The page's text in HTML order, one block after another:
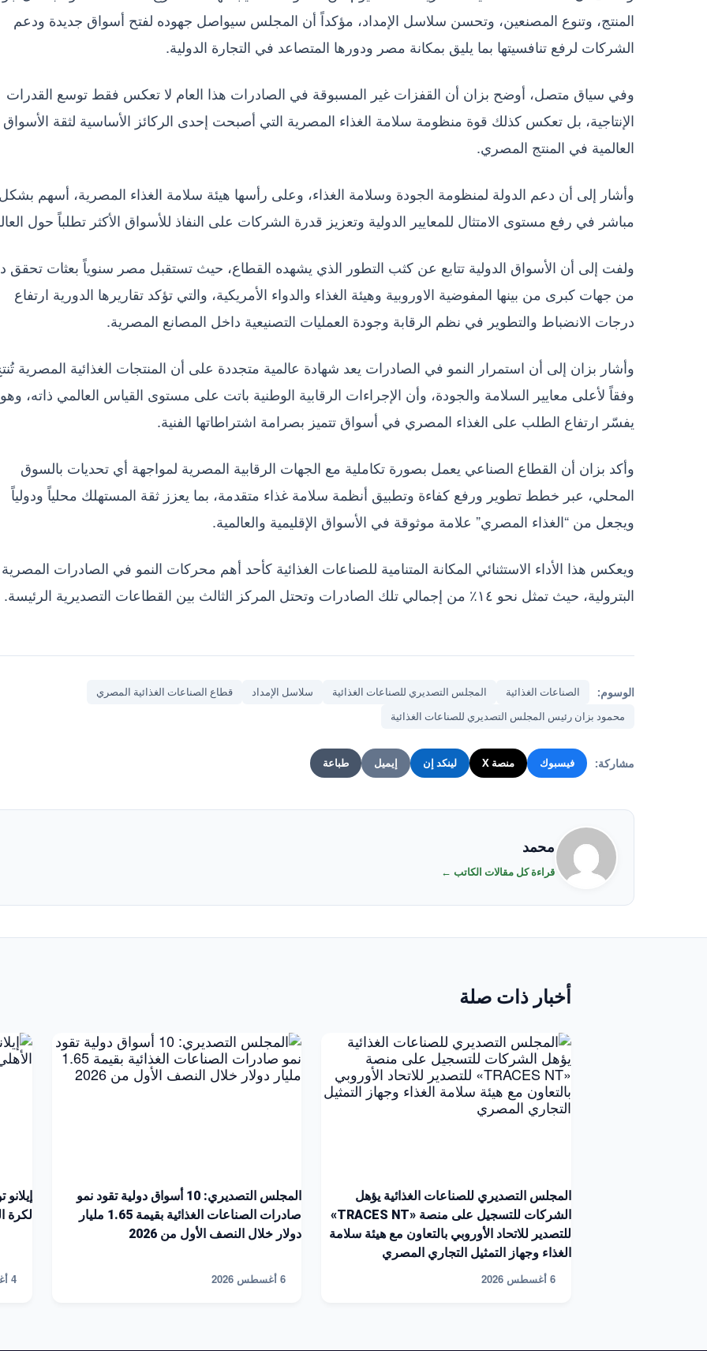
المنتج، وتنوع المصنعين، وتحسن سلاسل الإمداد، مؤكداً أن المجلس سيواصل جهوده لفتح أسواق جديدة ودعم
الشركات لرفع تنافسيتها بما يليق بمكانة مصر ودورها المتصاعد في التجارة الدولية.
وفي سياق متصل، أوضح بزان أن القفزات غير المسبوقة في الصادرات هذا العام لا تعكس فقط توسع القدرات
الإنتاجية، بل تعكس كذلك قوة منظومة سلامة الغذاء المصرية التي أصبحت إحدى الركائز الأساسية لثقة الأسواق
العالمية في المنتج المصري.
وأشار إلى أن دعم الدولة لمنظومة الجودة وسلامة الغذاء، وعلى رأسها هيئة سلامة الغذاء المصرية، أسهم بشكل
مباشر في رفع مستوى الامتثال للمعايير الدولية وتعزيز قدرة الشركات على النفاذ للأسواق الأكثر تطلباً حول
ولفت إلى أن الأسواق الدولية تتابع عن كثب التطور الذي يشهده القطاع، حيث تستقبل مصر سنوياً بعثات تحقق
من جهات كبرى من بينها المفوضية الاوروبية وهيئة الغذاء والدواء الأمريكية، والتي تؤكد تقاريرها الدورية ارتفاع
درجات الانضباط والتطوير في نظم الرقابة وجودة العمليات التصنيعية داخل المصانع المصرية.
وأشار بزان إلى أن استمرار النمو في الصادرات يعد شهادة عالمية متجددة على أن المنتجات الغذائية المصرية
وفقاً لأعلى معايير السلامة والجودة، وأن الإجراءات الرقابية الوطنية باتت على مستوى القياس العالمي ذاته،
يفسّر ارتفاع الطلب على الغذاء المصري في أسواق تتميز بصرامة اشتراطاتها الفنية.
وأكد بزان أن القطاع الصناعي يعمل بصورة تكاملية مع الجهات الرقابية المصرية لمواجهة أي تحديات بالسوق
المحلي، عبر خطط تطوير ورفع كفاءة وتطبيق أنظمة سلامة غذاء متقدمة، بما يعزز ثقة المستهلك محلياً ودولياً
ويجعل من “الغذاء المصري” علامة موثوقة في الأسواق الإقليمية والعالمية.
ويعكس هذا الأداء الاستثنائي المكانة المتنامية للصناعات الغذائية كأحد أهم محركات النمو في الصادرات المصرية
البترولية، حيث تمثل نحو ١٤٪ من إجمالي تلك الصادرات وتحتل المركز الثالث بين القطاعات التصديرية الرئيسة.
الوسوم: الصناعات الغذائية المجلس التصديري للصناعات الغذائية سلاسل الإمداد
قطاع الصناعات الغذائية المصري
محمود بزان رئيس المجلس التصديري للصناعات الغذائية
مشاركة: فيسبوك منصة X لينكد إن إيميل طباعة
محمد
قراءة كل مقالات الكاتب ←
أخبار ذات صلة
المجلس التصديري للصناعات الغذائية يؤهل
الشركات للتسجيل على منصة «TRACES NT»
للتصدير للاتحاد الأوروبي بالتعاون مع هيئة سلامة
الغذاء وجهاز التمثيل التجاري المصري
6 أغسطس 2026
المجلس التصديري: 10 أسواق دولية تقود نمو
صادرات الصناعات الغذائية بقيمة 1.65 مليار
دولار خلال النصف الأول من 2026
6 أغسطس 2026
لكرة
4 أغسطس 2026